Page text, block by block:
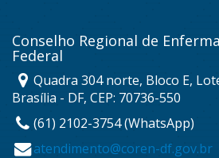
Conselho Regional de
Federal
Quadra 304 norte, Bloco E,
Brasília - DF, CEP: 70736-550
(61) 2102-3754 (WhatsApp)
atendimento@coren-df.gov.br